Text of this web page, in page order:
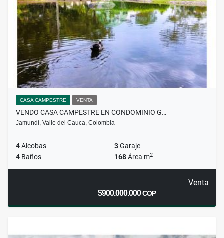
CASA CAMPESTRE VENTA
VENDO CASA CAMPESTRE EN CONDOMINIO G…
Jamundí, Valle del Cauca, Colombia
4Alcobas 3Garaje
4 Baños 168Área m2
Venta
$900.000.000COP